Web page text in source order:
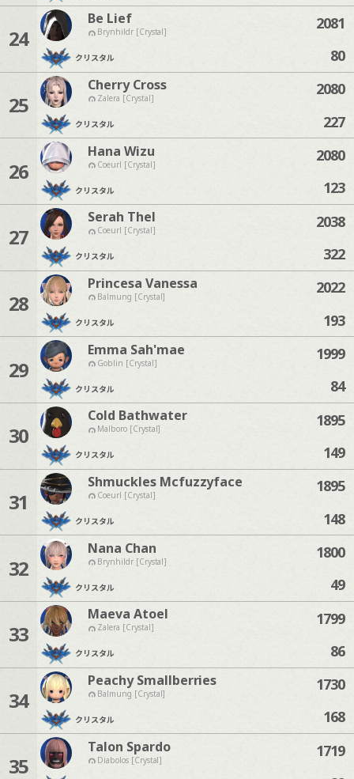
24
Be Lief
Brynhildr [Crystal]
クリスタル
2081
80
25
Cherry Cross
Zalera [Crystal]
クリスタル
2080
227
26
Hana Wizu
Coeurl [Crystal]
クリスタル
2080
123
27
Serah Thel
Coeurl [Crystal]
クリスタル
2038
322
28
Princesa Vanessa
Balmung [Crystal]
クリスタル
2022
193
29
Emma Sah'mae
Goblin [Crystal]
クリスタル
1999
84
30
Cold Bathwater
Malboro [Crystal]
クリスタル
1895
149
31
Shmuckles Mcfuzzyface
Coeurl [Crystal]
クリスタル
1895
148
32
Nana Chan
Brynhildr [Crystal]
クリスタル
1800
49
33
Maeva Atoel
Zalera [Crystal]
クリスタル
1799
86
34
Peachy Smallberries
Balmung [Crystal]
クリスタル
1730
168
35
Talon Spardo
Diabolos [Crystal]
1719